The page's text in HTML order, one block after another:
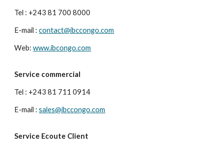
Tel : +243 81 700 8000
E-mail :contact@ibccongo.com
Web:www.ibcongo.com
Service commercial
Tel : +243 81 711 0914
E-mail :sales@ibccongo.com
Service Ecoute Client